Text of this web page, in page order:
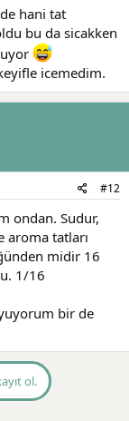
hani tat
bu da sicakken
icemedim.
#12
ondan. Sudur,
aroma tatları
midir 16
1/16
bir de
ol.